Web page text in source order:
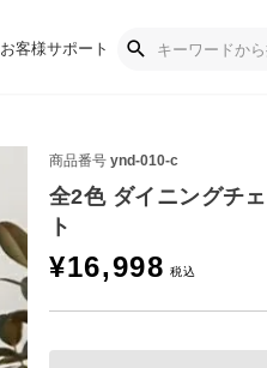
お客様サポート
商品番号 ynd-010-c
全2色 ダイニングチ
ト
¥16,998